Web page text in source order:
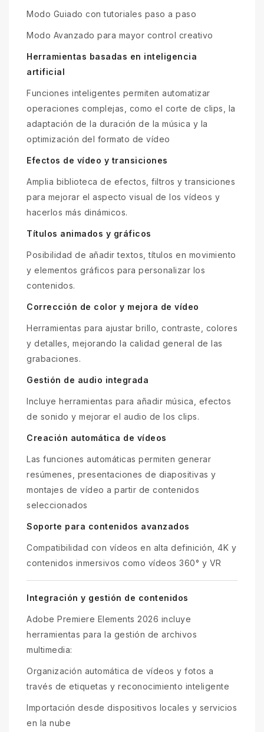
Modo Guiado con tutoriales paso a paso
Modo Avanzado para mayor control creativo
Herramientas basadas en inteligencia
artificial
Funciones inteligentes permiten automatizar
operaciones complejas, como el corte de clips, la
adaptación de la duración de la música y la
optimización del formato de vídeo
Efectos de vídeo y transiciones
Amplia biblioteca de efectos, filtros y transiciones
para mejorar el aspecto visual de los vídeos y
hacerlos más dinámicos.
Títulos animados y gráficos
Posibilidad de añadir textos, títulos en movimiento
y elementos gráficos para personalizar los
contenidos.
Corrección de color y mejora de vídeo
Herramientas para ajustar brillo, contraste, colores
y detalles, mejorando la calidad general de las
grabaciones.
Gestión de audio integrada
Incluye herramientas para añadir música, efectos
de sonido y mejorar el audio de los clips.
Creación automática de vídeos
Las funciones automáticas permiten generar
resúmenes, presentaciones de diapositivas y
montajes de vídeo a partir de contenidos
seleccionados
Soporte para contenidos avanzados
Compatibilidad con vídeos en alta definición, 4K y
contenidos inmersivos como vídeos 360° y VR
Integración y gestión de contenidos
Adobe Premiere Elements 2026 incluye
herramientas para la gestión de archivos
multimedia:
Organización automática de vídeos y fotos a
través de etiquetas y reconocimiento inteligente
Importación desde dispositivos locales y servicios
en la nube